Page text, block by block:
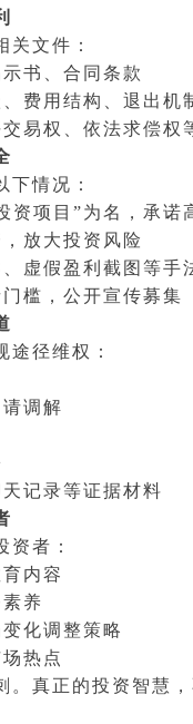
文件：
书、合同条款
费用结构、退出机
易权、依法求偿权
情况：
资项目”为名，承诺
放大投资风险
虚假盈利截图等手
槛，公开宣传募集
径维权：
调解
记录等证据材料
者：
内容
养
化调整策略
热点
真正的投资智慧